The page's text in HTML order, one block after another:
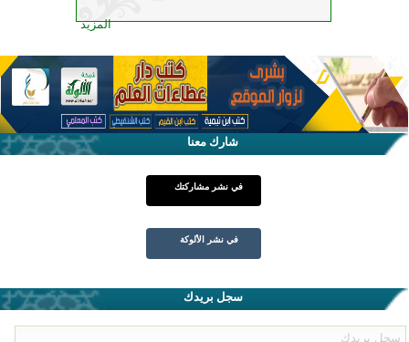
المزيد
شارك معنا
في نشر مشاركتك
في نشر الألوكة
سجل بريدك